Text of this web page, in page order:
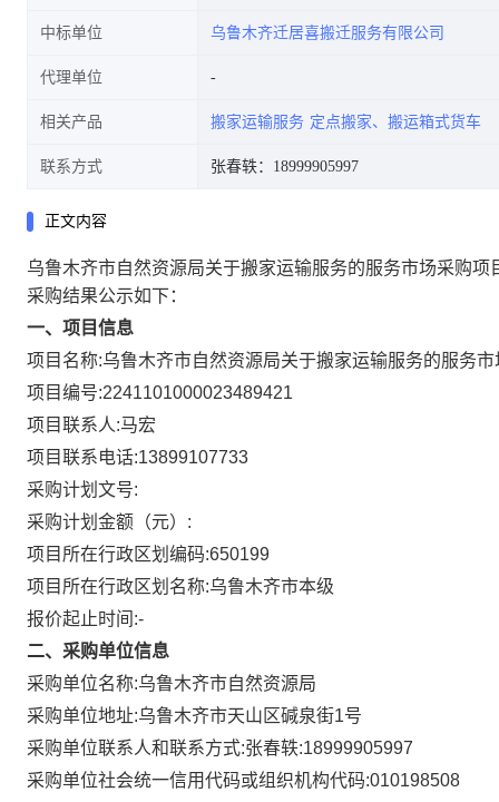
中标单位 乌鲁木齐迁居喜搬迁服务有限公司
代理单位
相关产品 搬家运输服务 定点搬家、搬运箱式货车
联系方式 张春轶：18999905997
正文内容
乌鲁木齐市自然资源局关于搬家运输服务的服务市场采购项
采购结果公示如下：
一、项目信息
项目名称:乌鲁木齐市自然资源局关于搬家运输服务的服务
项目编号:2241101000023489421
项目联系人:马宏
项目联系电话:13899107733
采购计划文号:
采购计划金额（元）:
项目所在行政区划编码:650199
项目所在行政区划名称:乌鲁木齐市本级
报价起止时间:-
二、采购单位信息
采购单位名称:乌鲁木齐市自然资源局
采购单位地址:乌鲁木齐市天山区碱泉街1号
采购单位联系人和联系方式:张春轶:18999905997
采购单位社会统一信用代码或组织机构代码:010198508